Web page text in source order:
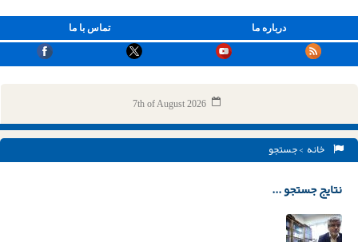
تماس با ما درباره ما
7th of August 2026
خانه > جستجو
نتایج جستجو ...